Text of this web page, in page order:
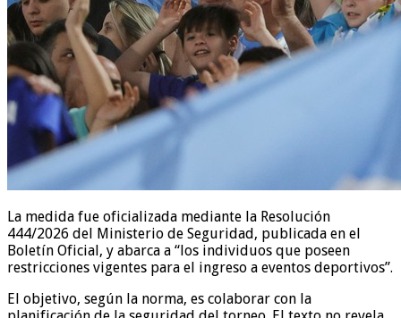
La medida fue oficializada mediante la Resolución
444/2026 del Ministerio de Seguridad, publicada en el
Boletín Oficial, y abarca a “los individuos que poseen
restricciones vigentes para el ingreso a eventos deportivos”.
El objetivo, según la norma, es colaborar con la